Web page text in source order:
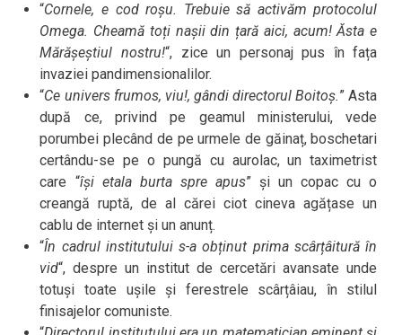
“Cornele, e cod roșu. Trebuie să activăm protocolul
Omega. Cheamă toți nașii din țară aici, acum! Ăsta e
Mărășeștiul nostru!“, zice un personaj pus în fața
invaziei pandimensionalilor.
“Ce univers frumos, viu!, gândi directorul Boitoș.” Asta
după ce, privind pe geamul ministerului, vede
porumbei plecând de pe urmele de găinaț, boschetari
certându-se pe o pungă cu aurolac, un taximetrist
care “își etala burta spre apus” și un copac cu o
creangă ruptă, de al cărei ciot cineva agățase un
cablu de internet și un anunț.
“În cadrul institutului s-a obținut prima scârțâitură în
vid“, despre un institut de cercetări avansate unde
totuși toate ușile și ferestrele scârțâiau, în stilul
finisajelor comuniste.